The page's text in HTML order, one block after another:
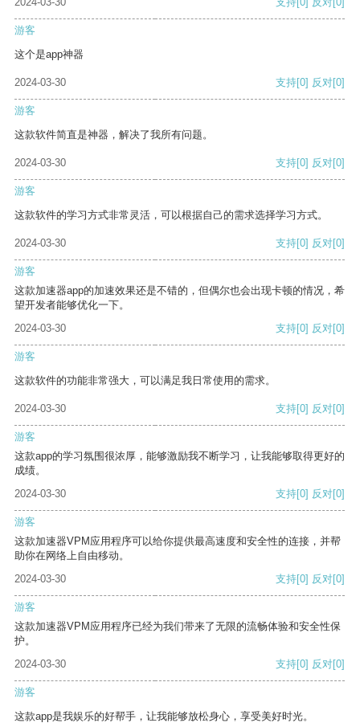
游客
这个是app神器
2024-03-30 支持[0] 反对[0]
游客
这款软件简直是神器，解决了我所有问题。
2024-03-30 支持[0] 反对[0]
游客
这款软件的学习方式非常灵活，可以根据自己的需求选择学习方式。
2024-03-30 支持[0] 反对[0]
游客
这款加速器app的加速效果还是不错的，但偶尔也会出现卡顿的情况，希
望开发者能够优化一下。
2024-03-30
支持[0] 反对[0]
游客
这款软件的功能非常强大，可以满足我日常使用的需求。
2024-03-30 支持[0] 反对[0]
游客
这款app的学习氛围很浓厚，能够激励我不断学习，让我能够取得更好的
成绩。
2024-03-30
支持[0] 反对[0]
游客
这款加速器VPM应用程序可以给你提供最高速度和安全性的连接，并帮
助你在网络上自由移动。
2024-03-30
支持[0] 反对[0]
游客
这款加速器VPM应用程序已经为我们带来了无限的流畅体验和安全性保
护。
2024-03-30
支持[0] 反对[0]
游客
这款app是我娱乐的好帮手，让我能够放松身心，享受美好时光。